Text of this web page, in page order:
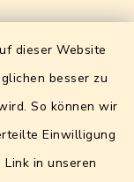
dieser Website
besser zu
So können wir
Einwilligung
in unseren